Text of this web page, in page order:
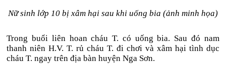
Nữ sinh lớp 10 bị xâm hại sau khi uống bia (ảnh minh họa)
Trong buổi liên hoan cháu T. có uống bia. Sau đó nam
thanh niên H.V. T. rủ cháu T. đi chơi và xâm hại tình dục
cháu T. ngay trên địa bàn huyện Nga Sơn.